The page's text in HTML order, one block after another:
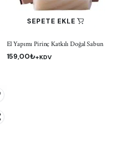
SEPETE EKLE
El Yapımı Pirinç Katkılı Doğal Sabun
159,00₺+KDV